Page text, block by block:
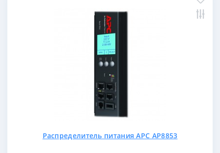
Распределитель питания APC AP8853